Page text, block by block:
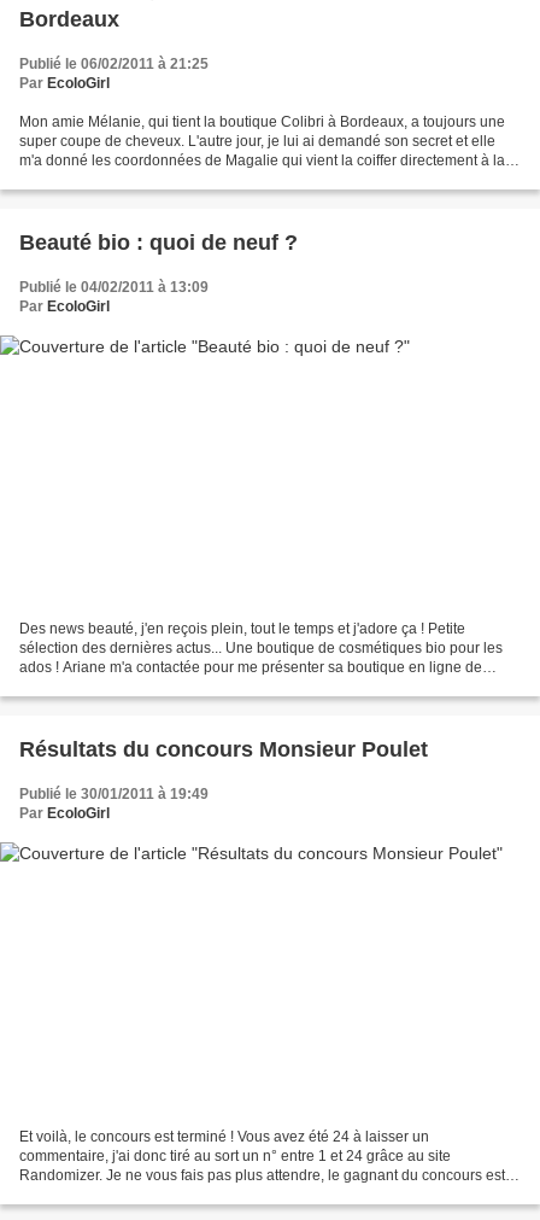
Bordeaux
Publié le 06/02/2011 à 21:25
Par EcoloGirl
Mon amie Mélanie, qui tient la boutique Colibri à Bordeaux, a toujours une
super coupe de cheveux. L'autre jour, je lui ai demandé son secret et elle
m'a donné les coordonnées de Magalie qui vient la coiffer directement à la
Beauté bio : quoi de neuf ?
Publié le 04/02/2011 à 13:09
Par EcoloGirl
Des news beauté, j'en reçois plein, tout le temps et j'adore ça ! Petite
sélection des dernières actus... Une boutique de cosmétiques bio pour les
ados ! Ariane m'a contactée pour me présenter sa boutique en ligne de
Résultats du concours Monsieur Poulet
Publié le 30/01/2011 à 19:49
Par EcoloGirl
Et voilà, le concours est terminé ! Vous avez été 24 à laisser un
commentaire, j'ai donc tiré au sort un n° entre 1 et 24 grâce au site
Randomizer. Je ne vous fais pas plus attendre, le gagnant du concours est le